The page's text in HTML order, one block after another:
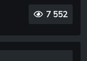
7 552